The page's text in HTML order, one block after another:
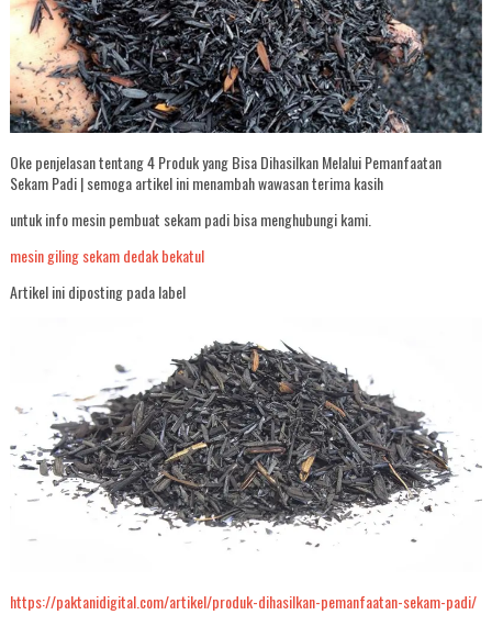
Oke penjelasan tentang 4 Produk yang Bisa Dihasilkan Melalui Pemanfaatan
Sekam Padi | semoga artikel ini menambah wawasan terima kasih
untuk info mesin pembuat sekam padi bisa menghubungi kami.
mesin giling sekam dedak bekatul
Artikel ini diposting pada label
https://paktanidigital.com/artikel/produk-dihasilkan-pemanfaatan-sekam-padi/